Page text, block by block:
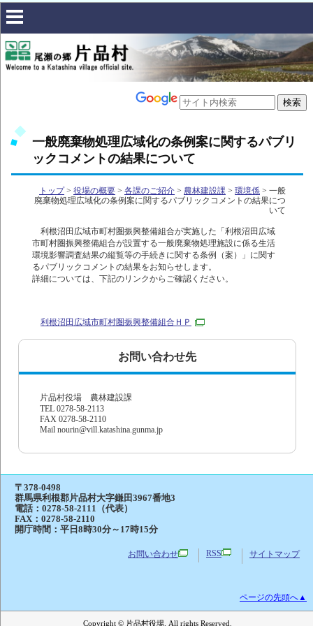
一般廃棄物処理広域化の条例案に関するパブリ
ックコメントの結果について
トップ> 役場の概要 > 各課のご紹介 > 農林建設課 > 環境係 > 一般
廃棄物処理広域化の条例案に関するパブリックコメントの結果につ
いて
利根沼田広域市町村圏振興整備組合が実施した「利根沼田広域
市町村圏振興整備組合が設置する一般廃棄物処理施設に係る生活
環境影響調査結果の縦覧等の手続きに関する条例（案）」に関す
るパブリックコメントの結果をお知らせします。
詳細については、下記のリンクからご確認ください。
利根沼田広域市町村圏振興整備組合ＨＰ
お問い合わせ先
片品村役場 農林建設課
TEL 0278-58-2113
FAX 0278-58-2110
Mail nourin@vill.katashina.gunma.jp
〒378-0498
群馬県利根郡片品村大字鎌田3967番地3
電話： 0278-58-2111（代表）
FAX：0278-58-2110
開庁時間：平日8時30分～17時15分
お問い合わせ RSS サイトマップ
ページの先頭へ▲
Copyright © 片品村役場. All rights Reserved.